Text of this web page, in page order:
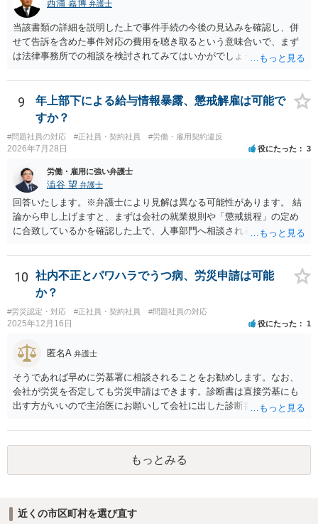
るのがよいと思われます。
西浦 嘉博 弁護士
当該書類の詳細を説明した上で事件手続の今後の見込みを確認し、併
せて告訴を含めた事件対応の費用を聴き取るという意味合いで、まず
は法律事務所での相談を検討されてみてはいかがでしょうか。 上記、
9
年上部下による給与情報暴露、懲戒解雇は可能で
すか？
#問題社員の対応 #正社員・契約社員 #労働・雇用契約違反
2026年7月28日 役にたった 3
労働・雇用に強い弁護士
澁谷 望 弁護士
回答いたします。※弁護士により見解は異なる可能性があります。 結
論から申し上げますと、まずは会社の就業規則や「懲戒規程」の定め
に合致しているかを確認した上で、人事部門へ相談されることが最優
ものの、重い懲戒処分の対象には十分なり得ます。 名誉や評価の回復
については、会社側に「部下の不正行為による情報漏洩」と正式に認
定させ、誤認した他部署への適切なフォローや周知を求めるのが有効
です。 あるいは、懲戒があったことを社内で周知される手続があるの
ならば、それにより軽微ながら回復はできるかもしれません。 さらに
個人としても、相手に対してプライバシー侵害等に基づく損害賠償
（慰謝料）を請求する選択肢がありえます（ただし、金額は多額にな
らない可能性があります。）。
10
社内不正とパワハラでうつ病、労災申請は可能
か？
#労災認定・対応 #正社員・契約社員 #問題社員の対応
2025年12月16日 役にたった 1
匿名A 弁護士
そうであれば早めに労基署に相談されることをお勧めします。なお、
会社が労災を否定しても労災申請はできます。診断書は直接労基にも
出す方がいいので主治医にお願いして会社に出した診断書の写しをも
もっとみる
近くの市区町村を選び直す